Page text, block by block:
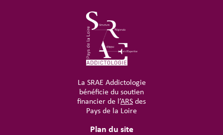
La SRAE Addictologie
bénéficie du soutien
financier de l’ARS des
Pays de la Loire
Plan du site